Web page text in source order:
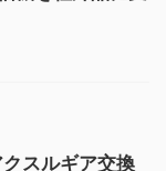
スルギア交換